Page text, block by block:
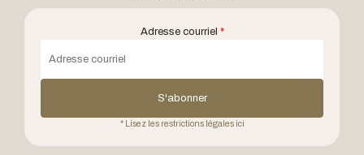
Adresse courriel *
S'abonner
* Lisez les restrictions légales ici